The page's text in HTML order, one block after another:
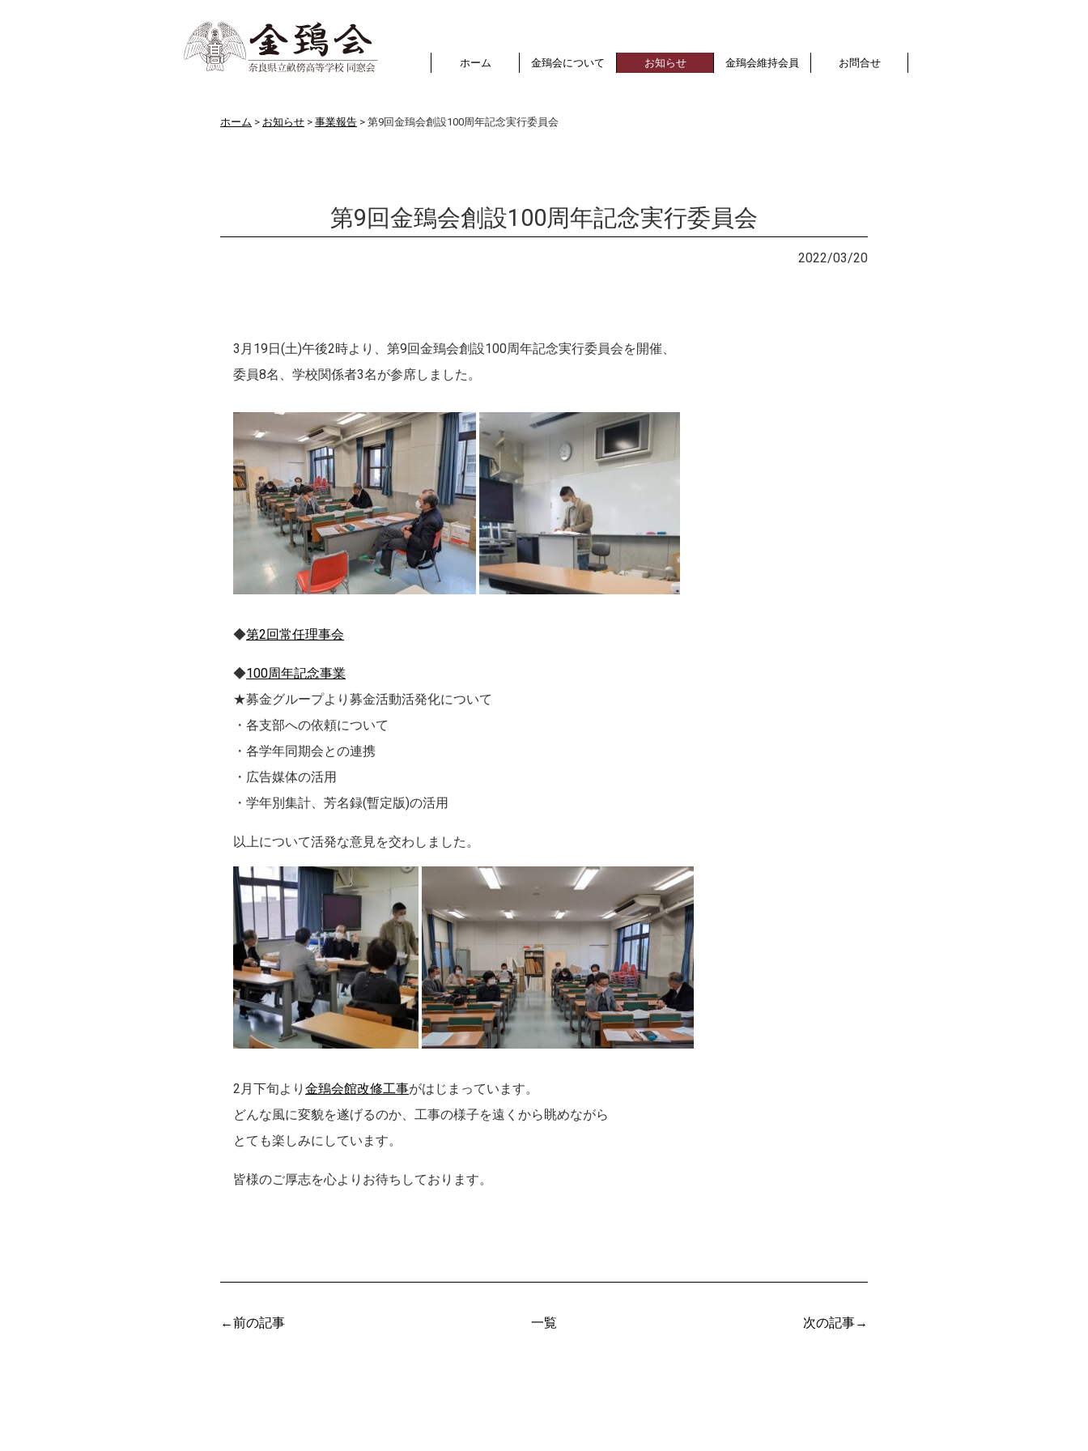
ホーム 金鵄会について お知らせ 金鵄会維持会員 お問合せ
ホーム お知らせ 事業報告 第9回金鵄会創設100周年記念実行委員会
第9回金鵄会創設100周年記念実行委員会
2022/03/20
3月19日(土)午後2時より、第9回金鵄会創設100周年記念実行委員会を開催、
委員8名、学校関係者3名が参席しました。
◆第2回常任理事会
◆100周年記念事業
★募金グループより募金活動活発化について
・各支部への依頼について
・各学年同期会との連携
・広告媒体の活用
・学年別集計、芳名録(暫定版)の活用
以上について活発な意見を交わしました。
2月下旬より金鵄会館改修工事がはじまっています。
どんな風に変貌を遂げるのか、工事の様子を遠くから眺めながら
とても楽しみにしています。
皆様のご厚志を心よりお待ちしております。
←前の記事 一覧 次の記事→